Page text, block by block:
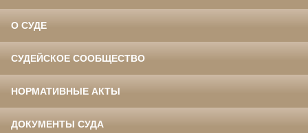
О СУДЕ
СУДЕЙСКОЕ СООБЩЕСТВО
НОРМАТИВНЫЕ АКТЫ
ДОКУМЕНТЫ СУДА